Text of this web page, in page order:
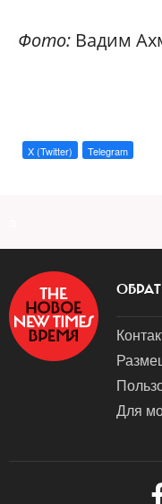
Фото: Вадим
X (Twitter) Telegram
Для